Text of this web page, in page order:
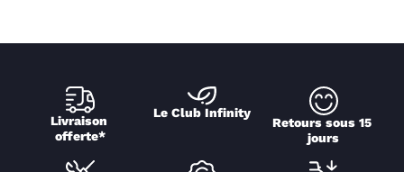
Livraison
offerte*
Le Club Infinity
Retours sous 15
jours